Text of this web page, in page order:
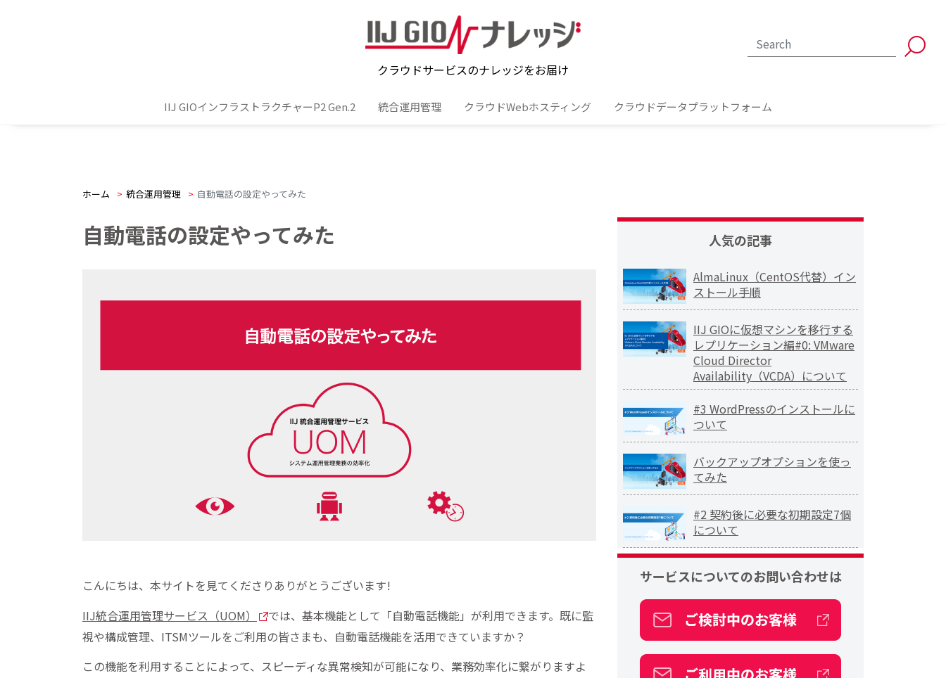
クラウドサービスのナレッジをお届け
IIJ GIOインフラストラクチャーP2 Gen.2 統合運用管理 クラウドWebホスティング クラウドデータプラットフォーム
ホーム > 統合運用管理 > 自動電話の設定やってみた
自動電話の設定やってみた
こんにちは、本サイトを見てくださりありがとうございます!
IIJ統合運用管理サービス（UOM）
では、基本機能として「自動電話機能」が利用できます。既に監
視や構成管理、ITSMツールをご利用の皆さまも、自動電話機能を活用できていますか？
この機能を利用することによって、スピーディな異常検知が可能になり、業務効率化に繋がりますよ
人気の記事
AlmaLinux（CentOS代替）イン
ストール手順
IIJ GIOに仮想マシンを移行する
レプリケーション編#0: VMware
Cloud Director
Availability（VCDA）について
#3 WordPressのインストールに
ついて
バックアップオプションを使っ
てみた
#2 契約後に必要な初期設定7個
について
サービスについてのお問い合わせは